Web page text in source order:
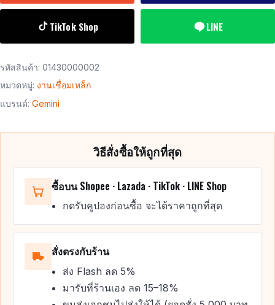
TikTok Shop LINE
รหัสสินค้า: 01430000002
หมวดหมู่: งานเชื่อมเหล็ก
แบรนด์: Gemini
วิธีสั่งซื้อให้ถูกที่สุด
ซื้อบน Shopee · Lazada · TikTok · LINE Shop
กดรับคูปองก่อนซื้อ จะได้ราคาถูกที่สุด
สั่งตรงกับร้าน
ส่ง Flash ลด 5%
มารับที่ร้านเอง ลด 15–18%